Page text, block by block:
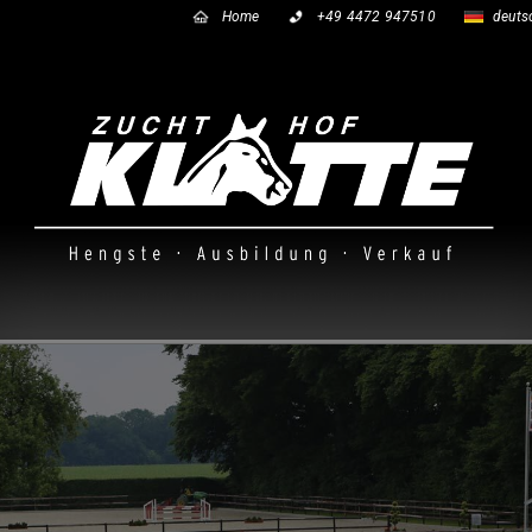
Home +49 4472 947510